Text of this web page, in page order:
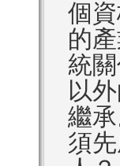
個
的
統
以
繼
須